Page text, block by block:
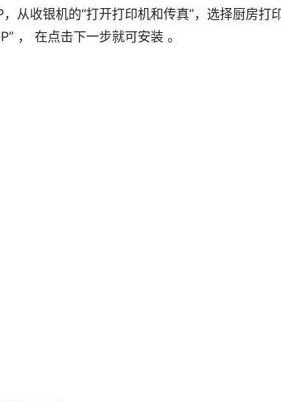
从收银机的“打开打印机和传真”，选择厨房
， 在点击下一步就可安装 。